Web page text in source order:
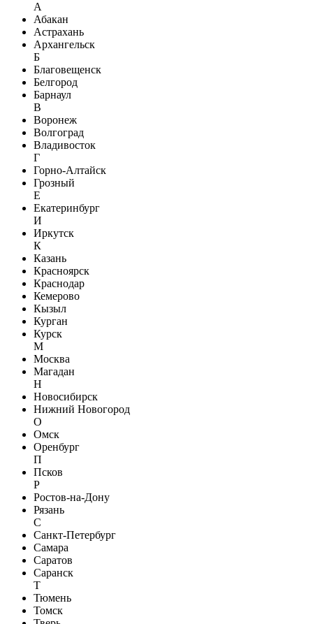
А
Абакан
Астрахань
Архангельск
Б
Благовещенск
Белгород
Барнаул
В
Воронеж
Волгоград
Владивосток
Г
Горно-Алтайск
Грозный
Е
Екатеринбург
И
Иркутск
К
Казань
Красноярск
Краснодар
Кемерово
Кызыл
Курган
Курск
М
Москва
Магадан
Н
Новосибирск
Нижний Новогород
О
Омск
Оренбург
П
Псков
Р
Ростов-на-Дону
Рязань
С
Санкт-Петербург
Самара
Саратов
Саранск
Т
Тюмень
Томск